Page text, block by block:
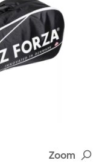
Zoom